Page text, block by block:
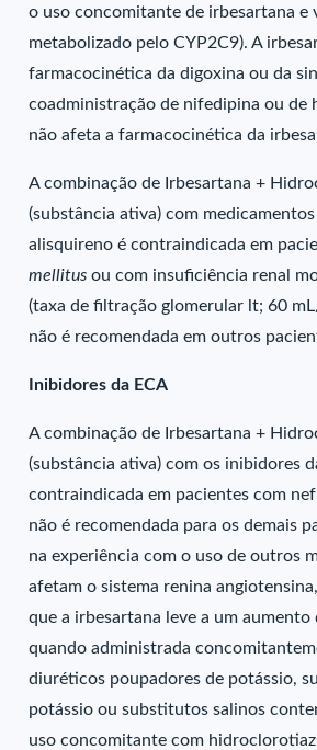
o uso concomitante de irbesartana e
metabolizado pelo CYP2C9). A
farmacocinética da digoxina ou da
coadministração de nifedipina ou de
não afeta a farmacocinética da
A combinação de Irbesartana +
(substância ativa) com
alisquireno é contraindicada em
mellitusou com insuficiência renal
(taxa de filtração glomerular lt; 60
não é recomendada em outros
Inibidores da ECA
A combinação de Irbesartana +
(substância ativa) com os inibidores
contraindicada em pacientes com
não é recomendada para os demais
na experiência com o uso de outros
afetam o sistema renina
que a irbesartana leve a um aumento
quando administrada
diuréticos poupadores de potássio,
potássio ou substitutos salinos
uso concomitante com